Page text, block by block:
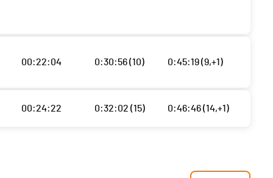
00:22:04 0:30:56 (10) 0:45:19 (9,+1)
00:24:22 0:32:02 (15) 0:46:46 (14,+1)